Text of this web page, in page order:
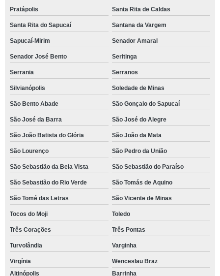
Pratápolis Santa Rita de Caldas
Santa Rita do Sapucaí Santana da Vargem
Sapucaí-Mirim Senador Amaral
Senador José Bento Seritinga
Serrania Serranos
Silvianópolis Soledade de Minas
São Bento Abade São Gonçalo do Sapucaí
São José da Barra São José do Alegre
São João Batista do Glória São João da Mata
São Lourenço São Pedro da União
São Sebastião da Bela Vista São Sebastião do Paraíso
São Sebastião do Rio Verde São Tomás de Aquino
São Tomé das Letras São Vicente de Minas
Tocos do Moji Toledo
Três Corações Três Pontas
Turvolândia Varginha
Virgínia
Wenceslau Braz
Altinópolis
Barrinha